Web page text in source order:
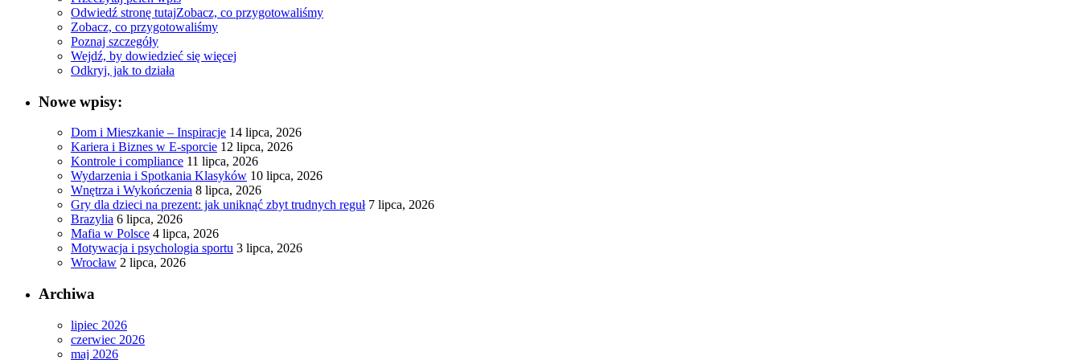
Odwiedź stronę tutajZobacz, co przygotowaliśmy
Zobacz, co przygotowaliśmy
Poznaj szczegóły
Wejdź, by dowiedzieć się więcej
Odkryj, jak to działa
Nowe wpisy:
Dom i Mieszkanie – Inspiracje 14 lipca, 2026
Kariera i Biznes w E-sporcie 12 lipca, 2026
Kontrole i compliance 11 lipca, 2026
Wydarzenia i Spotkania Klasyków 10 lipca, 2026
Wnętrza i Wykończenia 8 lipca, 2026
Gry dla dzieci na prezent: jak uniknąć zbyt trudnych reguł 7 lipca, 2026
Brazylia 6 lipca, 2026
Mafia w Polsce 4 lipca, 2026
Motywacja i psychologia sportu 3 lipca, 2026
Wrocław 2 lipca, 2026
Archiwa
lipiec 2026
czerwiec 2026
maj 2026